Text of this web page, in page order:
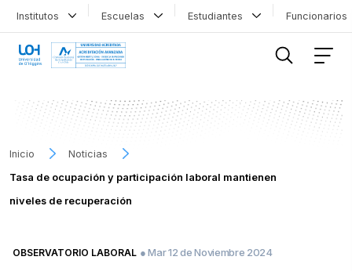
Institutos Escuelas Estudiantes
Inicio
Noticias
Tasa de ocupación y participación laboral mantienen
niveles de recuperación
OBSERVATORIO LABORAL ● Mar 12 de Noviembre 2024